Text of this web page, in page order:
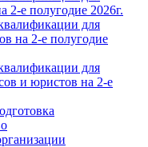
2-е полугодие 2026г.
для
на 2-е полугодие
для
и юристов на 2-е